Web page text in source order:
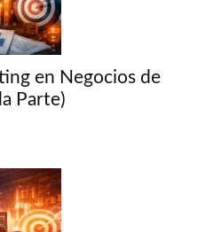
en Negocios de
Parte)